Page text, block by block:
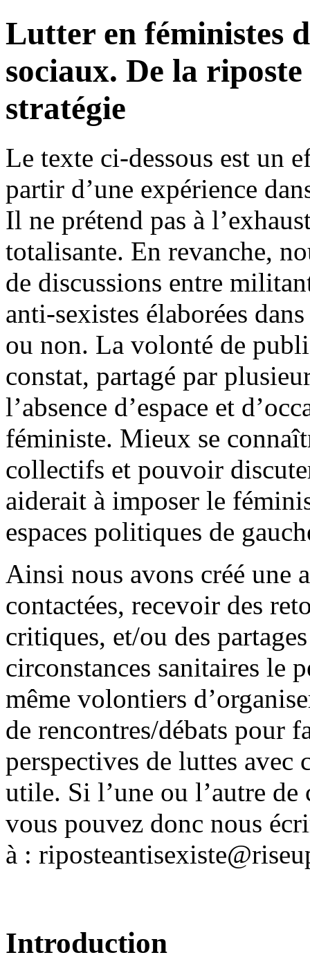
Lutter en féministes
sociaux. De la
stratégie
Le texte ci-dessous est un
partir d’une expérience
Il ne prétend pas à
totalisante. En revanche,
de discussions entre
anti-sexistes élaborées
ou non. La volonté de
constat, partagé par
l’absence d’espace et
féministe. Mieux se
collectifs et pouvoir
aiderait à imposer le
espaces politiques de
Ainsi nous avons créé une
contactées, recevoir des
critiques, et/ou des
circonstances sanitaires le
même volontiers
de rencontres/débats pour
perspectives de luttes avec
utile. Si l’une ou l’autre de
vous pouvez donc nous
à :
Introduction